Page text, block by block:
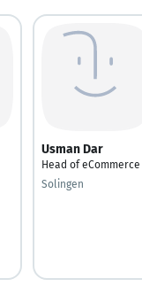
Usman Dar
Head of eCommerce
Solingen